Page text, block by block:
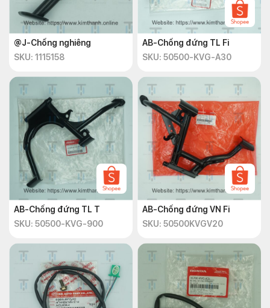
@J-Chống nghiêng
SKU: 1115158
AB-Chống đứng TL Fi
SKU: 50500-KVG-A30
AB-Chống đứng TL T
SKU: 50500-KVG-900
AB-Chống đứng VN Fi
SKU: 50500KVGV20